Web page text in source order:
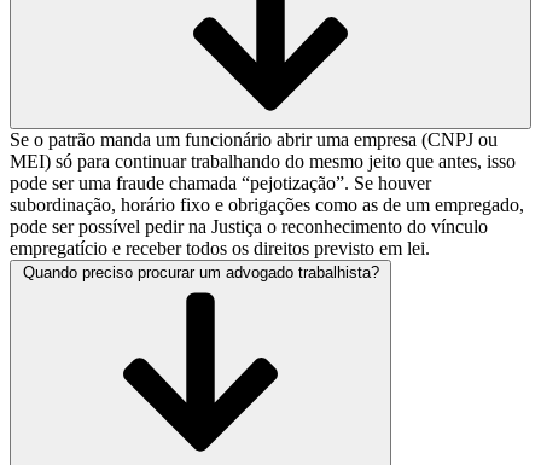
Se o patrão manda um funcionário abrir uma empresa (CNPJ ou
MEI) só para continuar trabalhando do mesmo jeito que antes, isso
pode ser uma fraude chamada “pejotização”. Se houver
subordinação, horário fixo e obrigações como as de um empregado,
pode ser possível pedir na Justiça o reconhecimento do vínculo
empregatício e receber todos os direitos previsto em lei.
Quando preciso procurar um advogado trabalhista?